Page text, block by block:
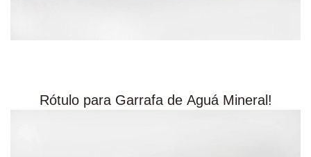
Rótulo para Garrafa de Aguá Mineral!